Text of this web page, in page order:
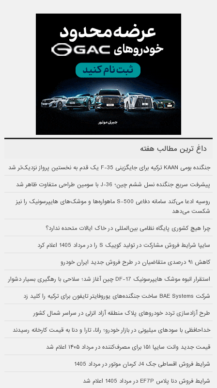
داغ ترین مطالب هفته
جنگنده بومی KAAN ترکیه برای جایگزینی F-35 یک قدم به نخستین پرواز نزدیک‌تر شد
پیشرفت سریع جنگنده نسل ششم چین؛ J-36 با سومین طراحی متفاوت ظاهر شد
روسیه ادعا می‌کند سامانه دفاعی S-500 ماهواره‌ها و موشک‌های هایپرسونیک را نیز
شکست می‌دهد
چرا هیچ کشوری پایگاه نظامی بین‌المللی در خاک ایالات متحده ندارد؟
سایپا شرایط فروش مشارکت در تولید کوییک S را در مرداد 1405 اعلام کرد
کاهش ۹۱ درصدی متقاضیان در طرح فروش جدید ایران خودرو
استقرار انبوه موشک هایپرسونیک DF-17 چین آغاز شد؛ سلاحی با رهگیری بسیار دشوار
شرکت BAE Systems ساخت جنگنده‌های یوروفایتر تایفون برای ترکیه را کلید زد
طرح آزادسازی تردد خودروهای پلاک منطقه آزاد انزلی در سراسر شمال کشور
خداحافظی با سودهای میلیونی در بازار خودرو؛ رانا، تارا و دنا به قیمت کارخانه رسیدند
قیمت جدید وانت سایپا ۱۵۱ برای مصرف‌کننده در مرداد ۱۴۰۵ اعلام شد
شرایط فروش اقساطی جک J4 کرمان موتور در مرداد 1405
شرایط فروش دنا پلاس EF7P در مرداد 1405 اعلام شد